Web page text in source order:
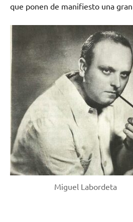
que ponen de manifiesto una
Miguel Labordeta